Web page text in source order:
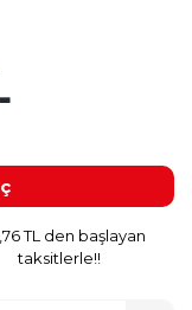
TL den başlayan
taksitlerle!!